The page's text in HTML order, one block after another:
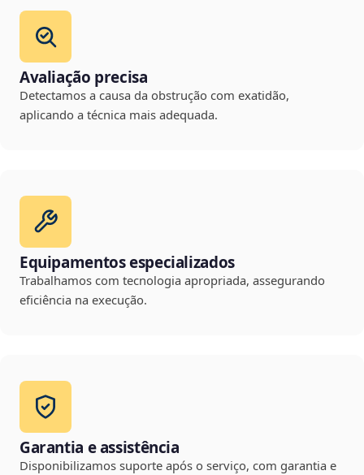
Avaliação precisa
Detectamos a causa da obstrução com exatidão,
aplicando a técnica mais adequada.
Equipamentos especializados
Trabalhamos com tecnologia apropriada, assegurando
eficiência na execução.
Garantia e assistência
Disponibilizamos suporte após o serviço, com garantia e